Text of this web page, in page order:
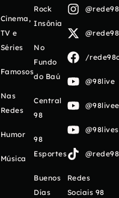
Cinema,
TV e
Séries
Famosos
Nas
Redes
Humor
Música
Rock
Insônia
No
Fundo
do Baú
Central
98
98
Esportes
Buenos
Días
/
@98live
Redes
Sociais 98